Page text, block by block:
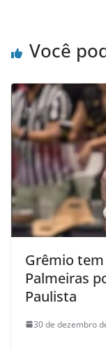
Você
Grêmio
Palmeiras
Paulista
30 de dezembro